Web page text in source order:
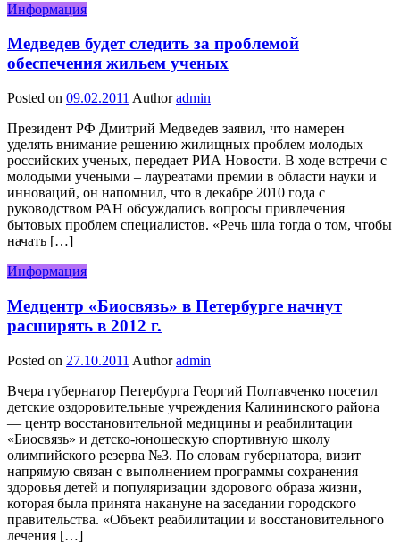
Информация
Медведев будет следить за проблемой
обеспечения жильем ученых
Posted on 09.02.2011 Author admin
Президент РФ Дмитрий Медведев заявил, что намерен
уделять внимание решению жилищных проблем молодых
российских ученых, передает РИА Новости. В ходе встречи с
молодыми учеными – лауреатами премии в области науки и
инноваций, он напомнил, что в декабре 2010 года с
руководством РАН обсуждались вопросы привлечения
бытовых проблем специалистов. «Речь шла тогда о том, чтобы
начать […]
Информация
Медцентр «Биосвязь» в Петербурге начнут
расширять в 2012 г.
Posted on 27.10.2011 Author admin
Вчера губернатор Петербурга Георгий Полтавченко посетил
детские оздоровительные учреждения Калининского района
— центр восстановительной медицины и реабилитации
«Биосвязь» и детско-юношескую спортивную школу
олимпийского резерва №3. По словам губернатора, визит
напрямую связан с выполнением программы сохранения
здоровья детей и популяризации здорового образа жизни,
которая была принята накануне на заседании городского
правительства. «Объект реабилитации и восстановительного
лечения […]